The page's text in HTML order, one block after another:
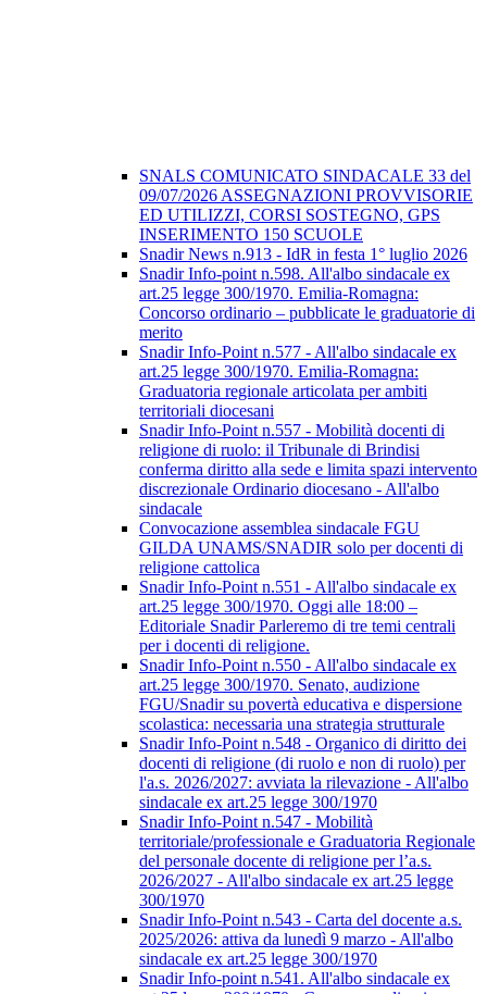
SNALS COMUNICATO SINDACALE 33 del
09/07/2026 ASSEGNAZIONI PROVVISORIE
ED UTILIZZI, CORSI SOSTEGNO, GPS
INSERIMENTO 150 SCUOLE
Snadir News n.913 - IdR in festa 1° luglio 2026
Snadir Info-point n.598. All'albo sindacale ex
art.25 legge 300/1970. Emilia-Romagna:
Concorso ordinario – pubblicate le graduatorie di
merito
Snadir Info-Point n.577 - All'albo sindacale ex
art.25 legge 300/1970. Emilia-Romagna:
Graduatoria regionale articolata per ambiti
territoriali diocesani
Snadir Info-Point n.557 - Mobilità docenti di
religione di ruolo: il Tribunale di Brindisi
conferma diritto alla sede e limita spazi intervento
discrezionale Ordinario diocesano - All'albo
sindacale
Convocazione assemblea sindacale FGU
GILDA UNAMS/SNADIR solo per docenti di
religione cattolica
Snadir Info-Point n.551 - All'albo sindacale ex
art.25 legge 300/1970. Oggi alle 18:00 –
Editoriale Snadir Parleremo di tre temi centrali
per i docenti di religione.
Snadir Info-Point n.550 - All'albo sindacale ex
art.25 legge 300/1970. Senato, audizione
FGU/Snadir su povertà educativa e dispersione
scolastica: necessaria una strategia strutturale
Snadir Info-Point n.548 - Organico di diritto dei
docenti di religione (di ruolo e non di ruolo) per
l'a.s. 2026/2027: avviata la rilevazione - All'albo
sindacale ex art.25 legge 300/1970
Snadir Info-Point n.547 - Mobilità
territoriale/professionale e Graduatoria Regionale
del personale docente di religione per l’a.s.
2026/2027 - All'albo sindacale ex art.25 legge
300/1970
Snadir Info-Point n.543 - Carta del docente a.s.
2025/2026: attiva da lunedì 9 marzo - All'albo
sindacale ex art.25 legge 300/1970
Snadir Info-point n.541. All'albo sindacale ex